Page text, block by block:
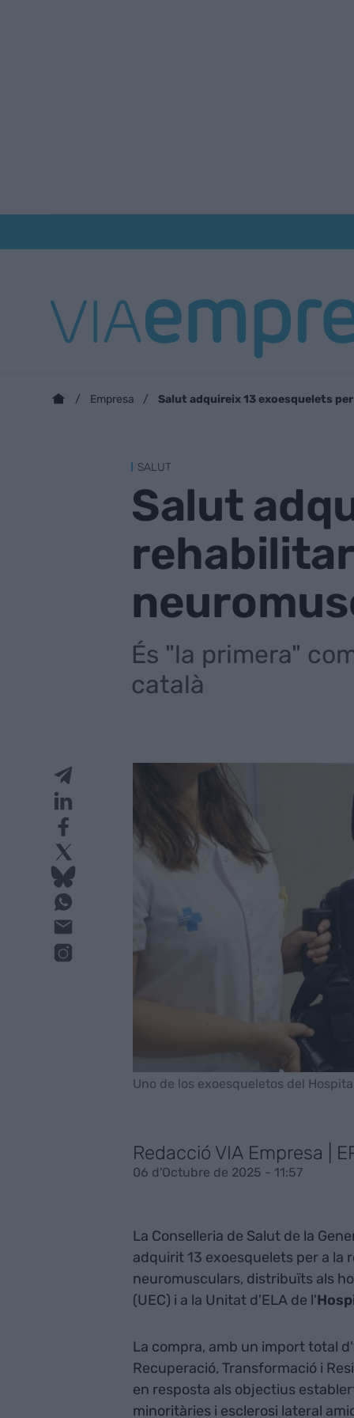
Empresa Salut adquireix 13 exoesquelets
SALUT
Salut
És "la primera"
català
Uno de los exoesqueletos del
Redacció VIA Empresa |
06 d'Octubre de 2025 - 11:57
La Conselleria de Salut de la
adquirit 13 exoesquelets per a la
neuromusculars, distribuïts als
(UEC) i a la Unitat d'ELA de l'
La compra, amb un import total
Recuperació, Transformació i
en resposta als objectius
minoritàries i esclerosi lateral